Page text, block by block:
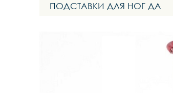
ПОДСТАВКИ ДЛЯ НОГ ДА